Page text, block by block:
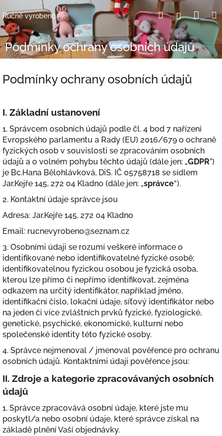
na
obsah
Ručně vyrobeno HledatPřihlášení
Podmínky ochrany osobních údajů
Podmínky ochrany osobních údajů
I. Základní ustanovení
1. Správcem osobních údajů podle čl. 4 bod 7 nařízení
Evropského parlamentu a Rady (EU) 2016/679 o ochraně
fyzických osob v souvislosti se zpracováním osobních
údajů a o volném pohybu těchto údajů (dále jen: „GDPR”)
je Bc.Hana Bělohlávková, DiS. IČ 05758718 se sídlem
Jar.Kejře 145, 272 04 Kladno (dále jen: „správce“).
2. Kontaktní údaje správce jsou
Adresa: Jar.Kejře 145, 272 04 Kladno
Email: rucnevyrobeno@seznam.cz
3. Osobními údaji se rozumí veškeré informace o
identifikované nebo identifikovatelné fyzické osobě;
identifikovatelnou fyzickou osobou je fyzická osoba,
kterou lze přímo či nepřímo identifikovat, zejména
odkazem na určitý identifikátor, například jméno,
identifikační číslo, lokační údaje, síťový identifikátor nebo
na jeden či více zvláštních prvků fyzické, fyziologické,
genetické, psychické, ekonomické, kulturní nebo
společenské identity této fyzické osoby.
4. Správce nejmenoval / jmenoval pověřence pro ochranu
osobních údajů. Kontaktními údaji pověřence jsou:
II. Zdroje a kategorie zpracovávaných osobních
údajů
1. Správce zpracovává osobní údaje, které jste mu
poskytl/a nebo osobní údaje, které správce získal na
základě plnění Vaší objednávky.